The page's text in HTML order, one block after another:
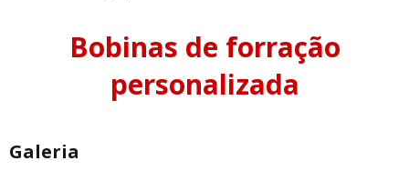
Bobinas de forração
personalizada
Galeria